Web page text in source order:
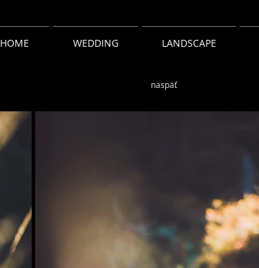
HOME WEDDING LANDSCAPE
naspäť